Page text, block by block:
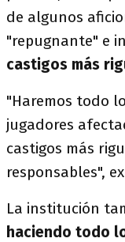
de algunos
"repugnante" e
castigos más
"Haremos todo
jugadores
castigos más
responsables",
La institución
haciendo todo